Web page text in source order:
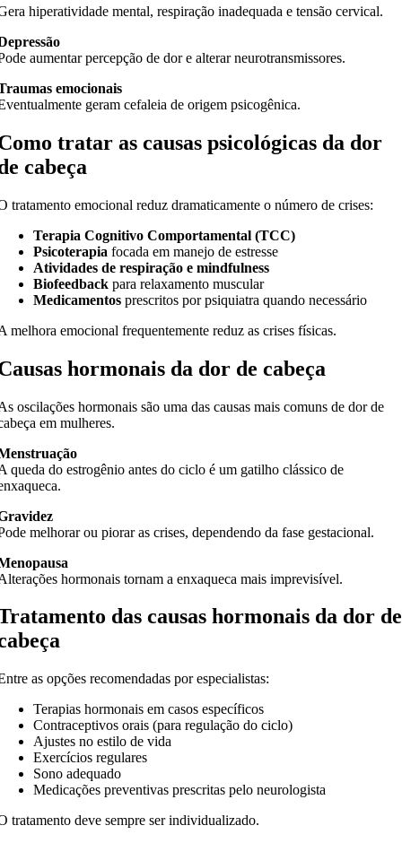
hiperatividade mental, respiração inadequada e tensão cervical.
aumentar percepção de dor e alterar neurotransmissores.
emocionais
geram cefaleia de origem psicogênica.
tratar as causas psicológicas da dor
cabeça
tratamento emocional reduz dramaticamente o número de crises:
Terapia Cognitivo Comportamental (TCC)
Psicoterapia focada em manejo de estresse
Atividades de respiração e mindfulness
Biofeedback para relaxamento muscular
Medicamentos prescritos por psiquiatra quando necessário
melhora emocional frequentemente reduz as crises físicas.
hormonais da dor de cabeça
oscilações hormonais são uma das causas mais comuns de dor de
em mulheres.
queda do estrogênio antes do ciclo é um gatilho clássico de
melhorar ou piorar as crises, dependendo da fase gestacional.
hormonais tornam a enxaqueca mais imprevisível.
das causas hormonais da dor de
as opções recomendadas por especialistas:
Terapias hormonais em casos específicos
Contraceptivos orais (para regulação do ciclo)
Ajustes no estilo de vida
Exercícios regulares
Sono adequado
Medicações preventivas prescritas pelo neurologista
tratamento deve sempre ser individualizado.